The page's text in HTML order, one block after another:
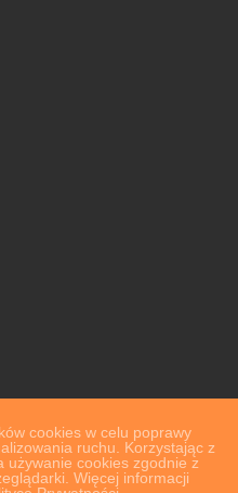
cookies w celu poprawy
ruchu. Korzystając z
używanie cookies zgodnie z
Więcej informacji